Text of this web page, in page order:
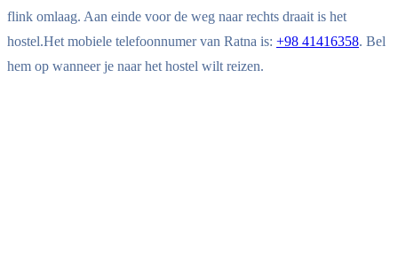
flink omlaag. Aan einde voor de weg naar rechts draait is het
hostel.Het mobiele telefoonnumer van Ratna is: +98 41416358. Bel
hem op wanneer je naar het hostel wilt reizen.